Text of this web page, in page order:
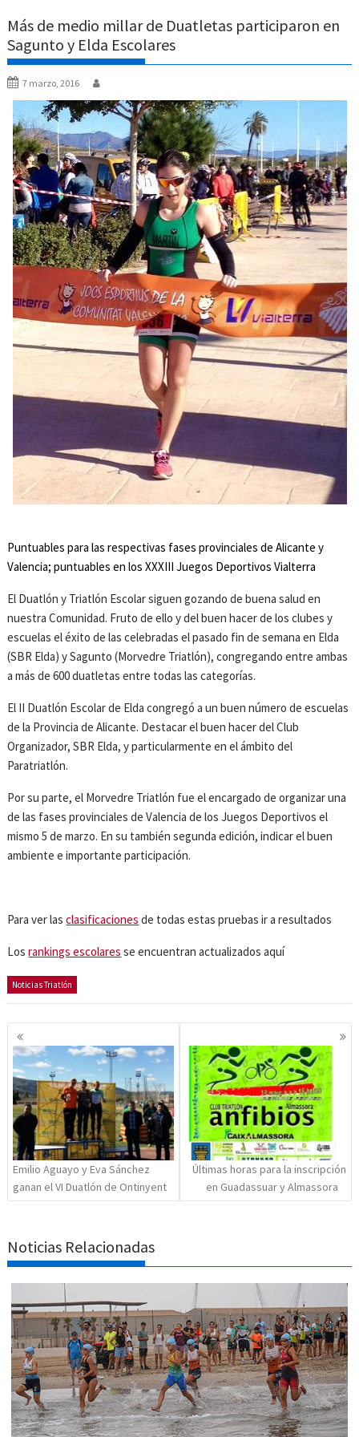
Más de medio millar de Duatletas participaron en
Sagunto y Elda Escolares
7 marzo, 2016
Puntuables para las respectivas fases provinciales de Alicante y
Valencia; puntuables en los XXXIII Juegos Deportivos Vialterra
El Duatlón y Triatlón Escolar siguen gozando de buena salud en
nuestra Comunidad. Fruto de ello y del buen hacer de los clubes y
escuelas el éxito de las celebradas el pasado fin de semana en Elda
(SBR Elda) y Sagunto (Morvedre Triatlón), congregando entre ambas
a más de 600 duatletas entre todas las categorías.
El II Duatlón Escolar de Elda congregó a un buen número de escuelas
de la Provincia de Alicante. Destacar el buen hacer del Club
Organizador, SBR Elda, y particularmente en el ámbito del
Paratriatlón.
Por su parte, el Morvedre Triatlón fue el encargado de organizar una
de las fases provinciales de Valencia de los Juegos Deportivos el
mismo 5 de marzo. En su también segunda edición, indicar el buen
ambiente e importante participación.
Para ver lasclasificaciones de todas estas pruebas ir a resultados
Losrankings escolares se encuentran actualizados aquí
Noticias Triatlón
Navegación
de
entradas
Emilio Aguayo y Eva Sánchez
ganan el VI Duatlón de Ontinyent
Últimas horas para la inscripción
en Guadassuar y Almassora
Noticias Relacionadas